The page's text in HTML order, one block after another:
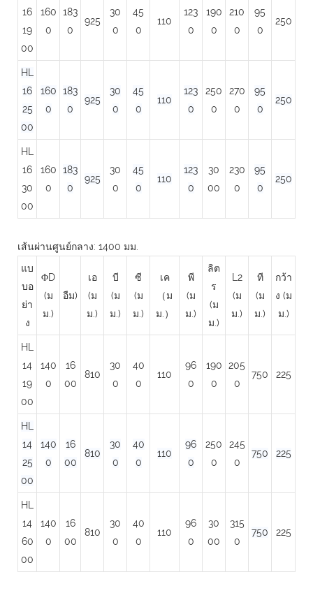
16
19
00
160
0
183
0
925
30
0
45
0
110
123
0
190
0
210
0
95
0
250
HL
16
25
00
160
0
183
0
925
30
0
45
0
110
123
0
250
0
270
0
95
0
250
HL
16
30
00
160
0
183
0
925
30
0
45
0
110
123
0
30
00
230
0
95
0
250
เส้นผ่านศูนย์กลาง: 1400 มม.
แบ
บอ
ย่า
ง
ΦD
(ม
ม.)
อืม)
เอ
(ม
ม.)
บี
(ม
ม.)
ซี
(ม
ม.)
เค
（ม
ม.）
พี
(ม
ม.)
ลิต
ร
(ม
ม.)
L2
(ม
ม.)
ที
(ม
ม.)
กว้า
ง (ม
ม.)
HL
14
19
00
140
0
16
00
810
30
0
40
0
110
96
0
190
0
205
0
750 225
HL
14
25
00
140
0
16
00
810
30
0
40
0
110
96
0
250
0
245
0
750 225
HL
14
60
00
140
0
16
00
810
30
0
40
0
110
96
0
30
00
315
0
750 225